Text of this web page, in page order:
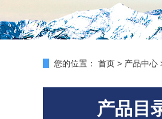
您的位置： 首页 > 产品中心
产品目